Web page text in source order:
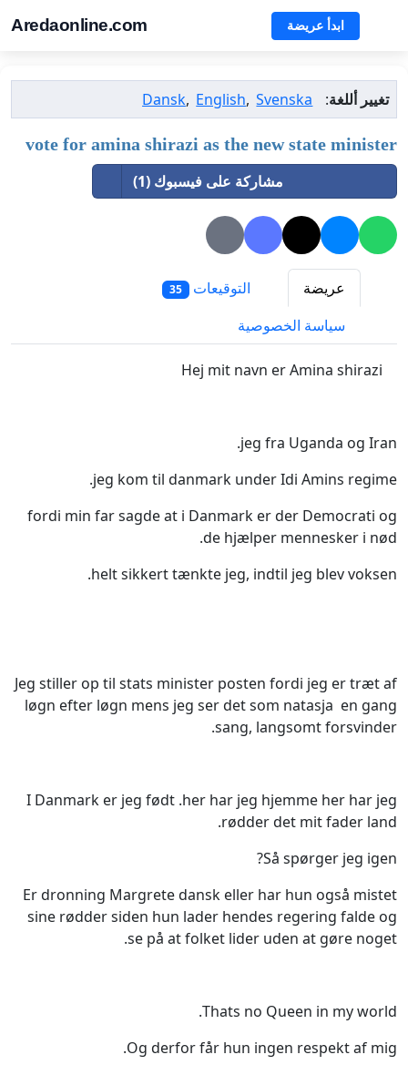
Aredaonline.com ابدأ عريضة
تغيير أللغة:
Dansk, English, Svenska
vote for amina shirazi as the new state minister
مشاركة على فيسبوك (1)
عريضة التوقيعات 35
سياسة الخصوصية
jeg fra Uganda og Iran.
jeg kom til danmark under Idi Amins regime.
fordi min far sagde at i Danmark er der Democrati og
de hjælper mennesker i nød.
helt sikkert tænkte jeg, indtil jeg blev voksen.
Jeg stiller op til stats minister posten fordi jeg er træt af
løgn efter løgn mens jeg ser det som natasja en gang
sang, langsomt forsvinder.
I Danmark er jeg født .her har jeg hjemme her har jeg
rødder det mit fader land.
Så spørger jeg igen?
Er dronning Margrete dansk eller har hun også mistet
sine rødder siden hun lader hendes regering falde og
se på at folket lider uden at gøre noget.
Thats no Queen in my world.
Og derfor får hun ingen respekt af mig.